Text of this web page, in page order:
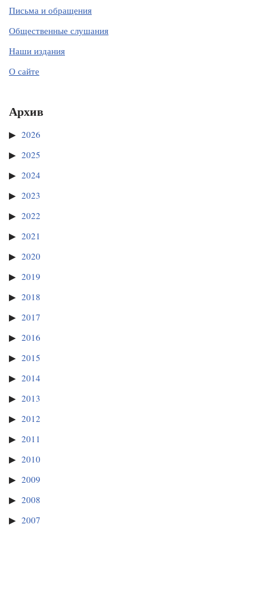
Письма и обращения
Общественные слушания
Наши издания
О сайте
Архив
2026
2025
2024
2023
2022
2021
2020
2019
2018
2017
2016
2015
2014
2013
2012
2011
2010
2009
2008
2007